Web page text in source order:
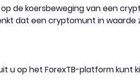
de koersbeweging van een
dat een cryptomunt in waarde
u op het ForexTB-platform kunt